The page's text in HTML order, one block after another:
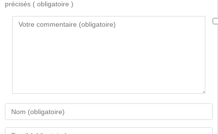
précisés ( obligatoire )